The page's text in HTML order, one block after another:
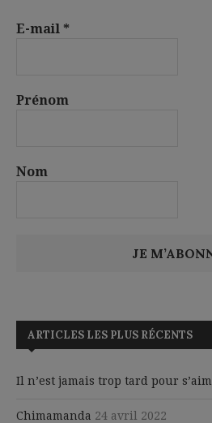
E-mail *
Prénom
Nom
ARTICLES LES PLUS RÉCENTS
Il n’est jamais trop tard pour
Chimamanda 24 avril 2022